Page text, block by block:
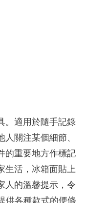
。適用於隨手記錄
關注某個細節、
的重要地方作標記
生活，冰箱面貼上
人的溫馨提示，令
供各種款式的便條